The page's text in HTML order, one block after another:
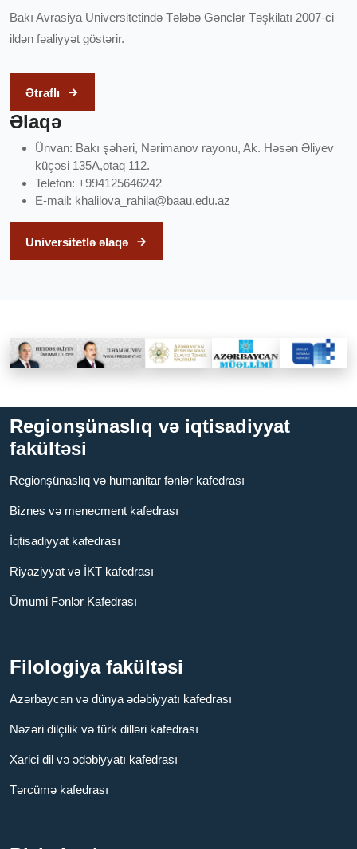
Bakı Avrasiya Universitetində Tələbə Gənclər Təşkilatı 2007-ci
ildən fəaliyyət göstərir.
Ətraflı
Əlaqə
Ünvan: Bakı şəhəri, Nərimanov rayonu, Ak. Həsən Əliyev
küçəsi 135A,otaq 112.
Telefon: +994125646242
E-mail: khalilova_rahila@baau.edu.az
Universitetlə əlaqə
Regionşünaslıq və iqtisadiyyat
fakültəsi
Regionşünaslıq və humanitar fənlər kafedrası
Biznes və menecment kafedrası
İqtisadiyyat kafedrası
Riyaziyyat və İKT kafedrası
Ümumi Fənlər Kafedrası
Filologiya fakültəsi
Azərbaycan və dünya ədəbiyyatı kafedrası
Nəzəri dilçilik və türk dilləri kafedrası
Xarici dil və ədəbiyyatı kafedrası
Tərcümə kafedrası